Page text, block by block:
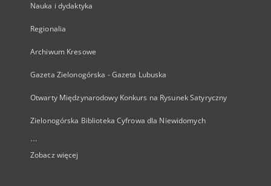
Nauka i dydaktyka
Regionalia
Archiwum Kresowe
Gazeta Zielonogórska - Gazeta Lubuska
Otwarty Międzynarodowy Konkurs na Rysunek Satyryczny
Zielonogórska Biblioteka Cyfrowa dla Niewidomych
...
Zobacz więcej